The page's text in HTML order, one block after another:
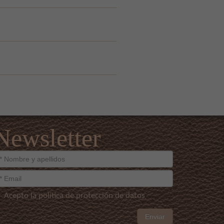
Acepto la política de protección de datos
Enviar